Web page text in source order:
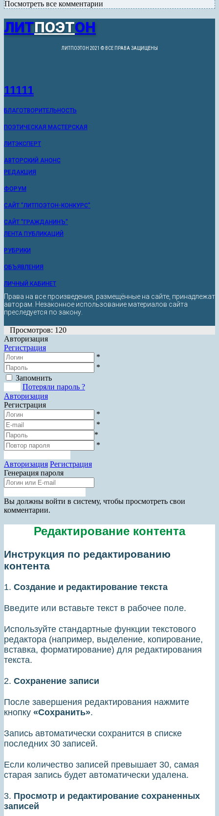
Посмотреть все комментарии
ЛИТПОЭТОН
ЛИТПОЭТОН 2021 © ВСЕ ПРАВА ЗАЩИЩЕНЫ
11111
БЛАГОТВОРИТЕЛЬНОСТЬ
ПОЭТИЧЕСКАЯ МАСТЕРСКАЯ
ЛИТЭКСПЕРТ
АВТОРСКИЙ АНОНС
РЕДАКЦИЯ
ФОРУМ
САЙТ "ЛИТПОЭТОН-КОНКУРС"
САЙТ "ГРАЖДАНИНЪ"
ЛЕНТА ПУБЛИКАЦИЙ
РУБРИКИ
ОБЪЯВЛЕНИЯ
ЛИЧНЫЙ КАБИНЕТ
Права на все произведения, размещённые на сайте, принадлежат
авторам. Незаконное использование материалов сайта
преследуется по закону.
Просмотров: 120
Авторизация
Регистрация
*
*
Запомнить
Потеряли пароль ?
Авторизация
Регистрация
*
*
*
*
Авторизация Регистрация
Генерация пароля
Прокрутка
вверх
Вы должны войти в систему, чтобы просмотреть свои
комментарии.
Редактирование контента
Инструкция по редактированию
контента
1. Создание и редактирование текста
Введите или вставьте текст в рабочее поле.
Используйте стандартные функции текстового
редактора (например, выделение, копирование,
вставка, форматирование) для редактирования
текста.
2. Сохранение записи
После завершения редактирования нажмите
кнопку «Сохранить».
Запись автоматически сохранится в списке
последних 30 записей.
Если количество записей превышает 30, самая
старая запись будет автоматически удалена.
3. Просмотр и редактирование сохраненных
записей